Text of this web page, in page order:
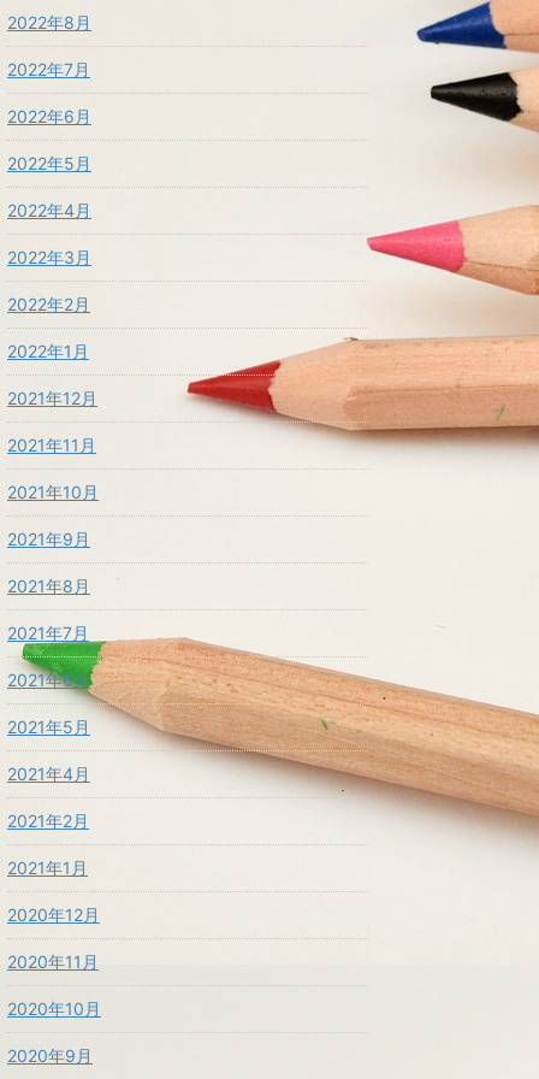
2022年8月
2022年7月
2022年6月
2022年5月
2022年4月
2022年3月
2022年2月
2022年1月
2021年12月
2021年11月
2021年10月
2021年9月
2021年8月
2021年7月
2021年6月
2021年5月
2021年4月
2021年2月
2021年1月
2020年12月
2020年11月
2020年10月
2020年9月